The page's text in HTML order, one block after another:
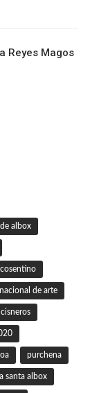
Reyes Magos
albox
cosentino
de arte
purchena
santa albox